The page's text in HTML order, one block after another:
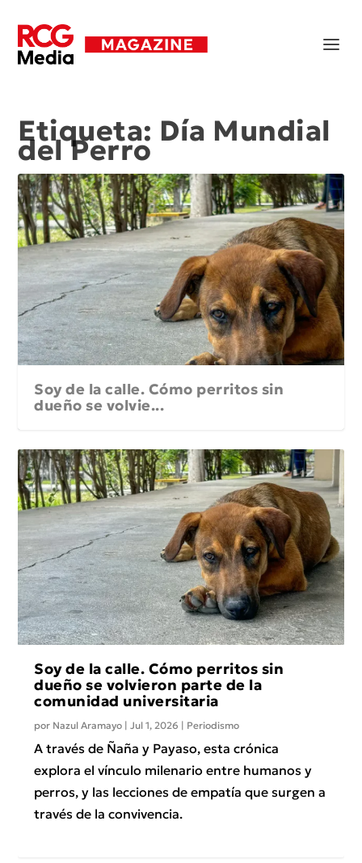
Etiqueta: Día Mundial
del Perro
Soy de la calle. Cómo perritos sin
dueño se volvie...
Soy de la calle. Cómo perritos sin
dueño se volvieron parte de la
comunidad universitaria
por Nazul Aramayo |Jul 1, 2026 | Periodismo
A través de Ñaña y Payaso, esta crónica
explora el vínculo milenario entre humanos y
perros, y las lecciones de empatía que surgen a
través de la convivencia.